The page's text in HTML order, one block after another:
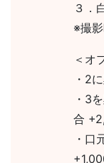
３．
※撮
＜オ
・2
・3
合
・口